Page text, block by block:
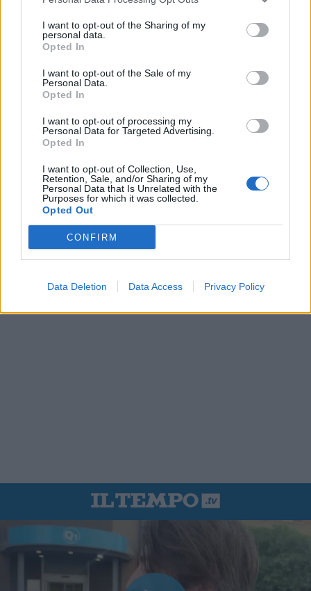
I want to opt-out of the Sharing of my
personal data.
Opted In
I want to opt-out of the Sale of my
Personal Data.
Opted In
I want to opt-out of processing my
Personal Data for Targeted Advertising.
Opted In
I want to opt-out of Collection, Use,
Retention, Sale, and/or Sharing of my
Personal Data that Is Unrelated with the
Purposes for which it was collected.
Opted Out
CONFIRM
Data Deletion Data Access Privacy Policy